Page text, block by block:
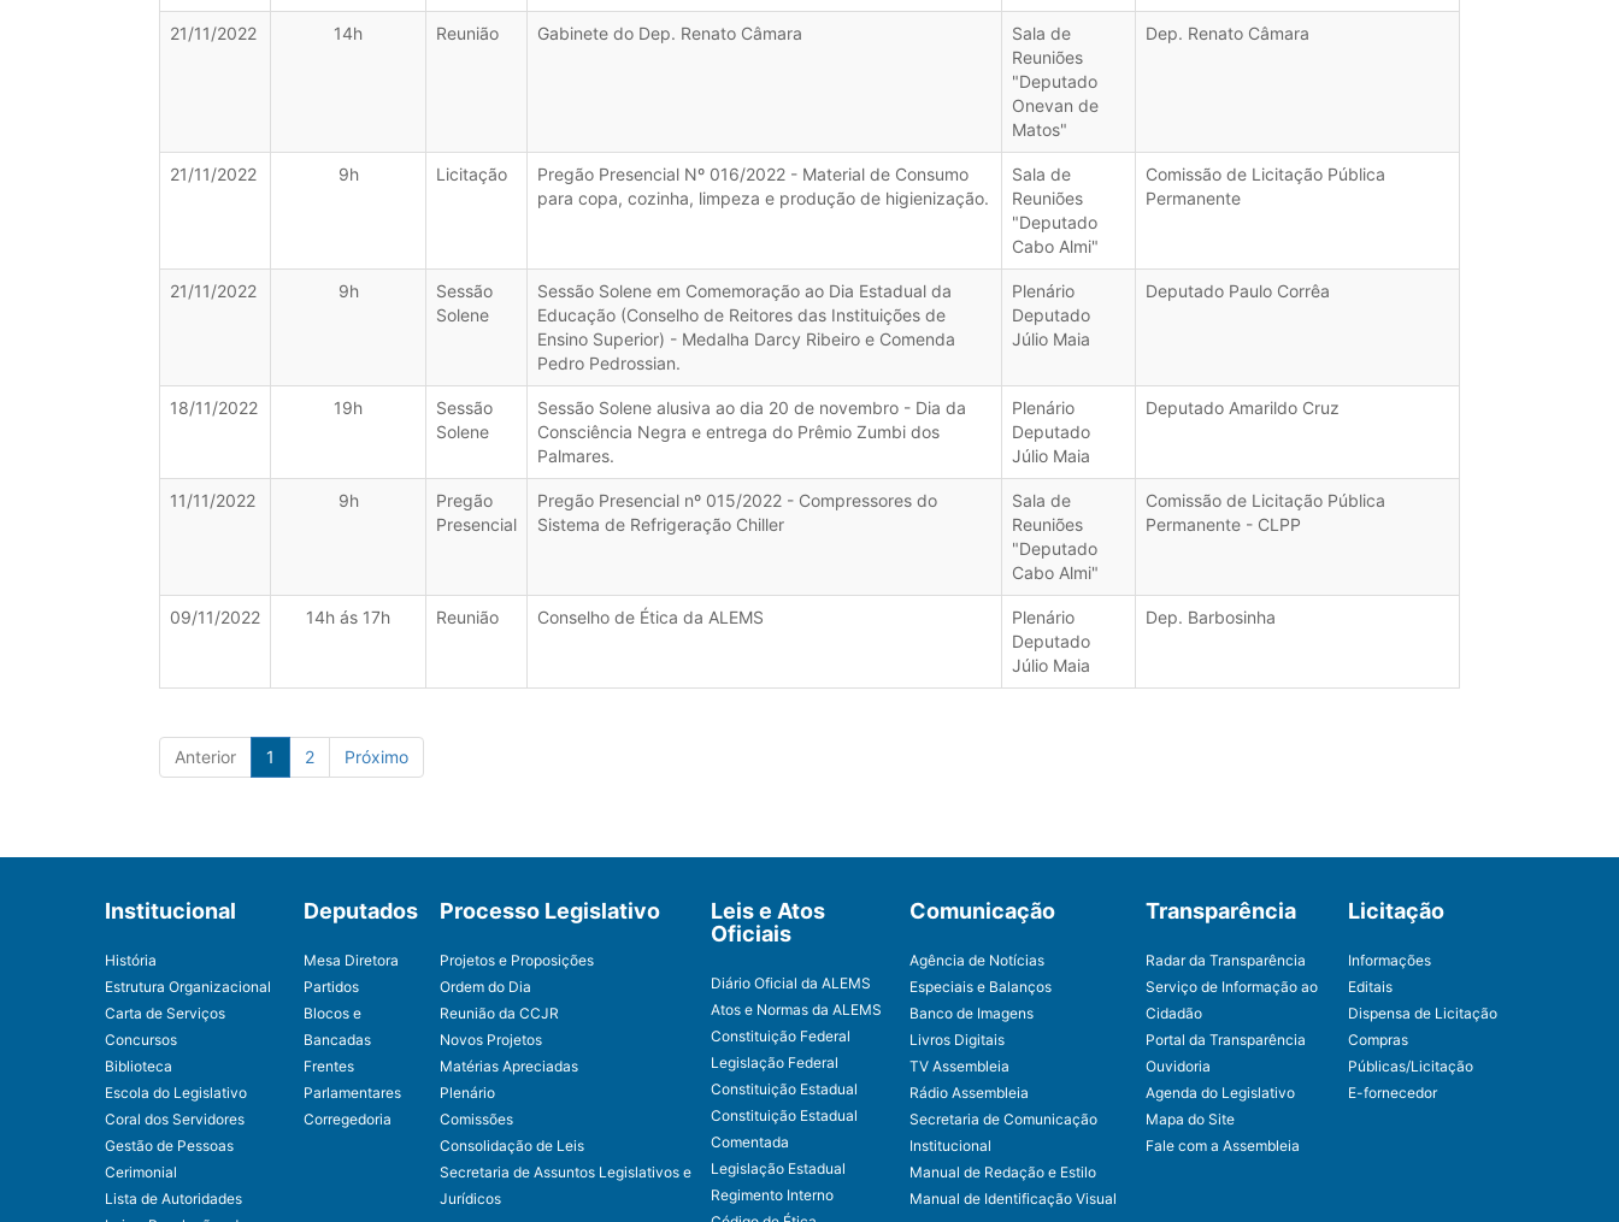
21/11/2022 14h Reunião Gabinete do Dep. Renato Câmara
Sala de
Reuniões
"Deputado
Onevan de
Matos"
Dep. Renato Câmara
21/11/2022 9h Licitação
Pregão Presencial Nº 016/2022 - Material de Consumo
para copa, cozinha, limpeza e produção de higienização.
Sala de
Reuniões
"Deputado
Cabo Almi"
Comissão de Licitação Pública
Permanente
21/11/2022 9h
Sessão
Solene
Sessão Solene em Comemoração ao Dia Estadual da
Educação (Conselho de Reitores das Instituições de
Ensino Superior) - Medalha Darcy Ribeiro e Comenda
Pedro Pedrossian.
Plenário
Deputado
Júlio Maia
Deputado Paulo Corrêa
18/11/2022 19h
Sessão
Solene
Sessão Solene alusiva ao dia 20 de novembro - Dia da
Consciência Negra e entrega do Prêmio Zumbi dos
Palmares.
Plenário
Deputado
Júlio Maia
Deputado Amarildo Cruz
11/11/2022 9h
Pregão
Presencial
Pregão Presencial nº 015/2022 - Compressores do
Sistema de Refrigeração Chiller
Sala de
Reuniões
"Deputado
Cabo Almi"
Comissão de Licitação Pública
Permanente - CLPP
09/11/2022 14h ás 17h Reunião Conselho de Ética da ALEMS
Plenário
Deputado
Júlio Maia
Dep. Barbosinha
Anterior 1 2 Próximo
Institucional
História
Estrutura Organizacional
Carta de Serviços
Concursos
Biblioteca
Escola do Legislativo
Coral dos Servidores
Gestão de Pessoas
Cerimonial
Lista de Autoridades
Deputados
Mesa Diretora
Partidos
Blocos e
Bancadas
Frentes
Parlamentares
Corregedoria
Processo Legislativo
Projetos e Proposições
Ordem do Dia
Reunião da CCJR
Novos Projetos
Matérias Apreciadas
Plenário
Comissões
Consolidação de Leis
Secretaria de Assuntos Legislativos e
Jurídicos
Leis e Atos
Oficiais
Diário Oficial da ALEMS
Atos e Normas da ALEMS
Constituição Federal
Legislação Federal
Constituição Estadual
Constituição Estadual
Comentada
Legislação Estadual
Regimento Interno
Comunicação
Agência de Notícias
Especiais e Balanços
Banco de Imagens
Livros Digitais
TV Assembleia
Rádio Assembleia
Secretaria de Comunicação
Institucional
Manual de Redação e Estilo
Manual de Identificação Visual
Transparência
Radar da Transparência
Serviço de Informação ao
Cidadão
Portal da Transparência
Ouvidoria
Agenda do Legislativo
Mapa do Site
Fale com a Assembleia
Licitação
Informações
Editais
Dispensa de Licitação
Compras
Públicas/Licitação
E-fornecedor